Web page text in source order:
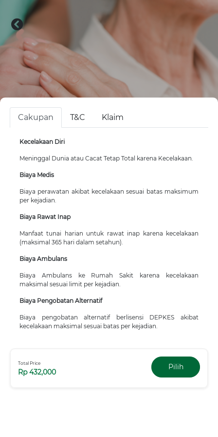
Cakupan T&C Klaim
Kecelakaan Diri
Meninggal Dunia atau Cacat Tetap Total karena Kecelakaan.
Biaya Medis
Biaya perawatan akibat kecelakaan sesuai batas maksimum
per kejadian.
Biaya Rawat Inap
Manfaat tunai harian untuk rawat inap karena kecelakaan
(maksimal 365 hari dalam setahun).
Biaya Ambulans
Biaya Ambulans ke Rumah Sakit karena kecelakaan
maksimal sesuai limit per kejadian.
Biaya Pengobatan Alternatif
Biaya pengobatan alternatif berlisensi DEPKES akibat
kecelakaan maksimal sesuai batas per kejadian.
Total Price
Rp 432,000
Pilih